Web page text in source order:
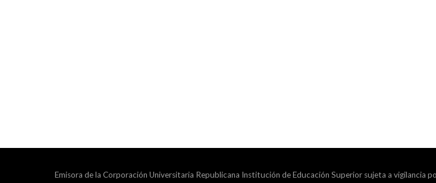
Emisora de la Corporación Universitaria Republicana Institución de Educación Superior sujeta a vigilancia